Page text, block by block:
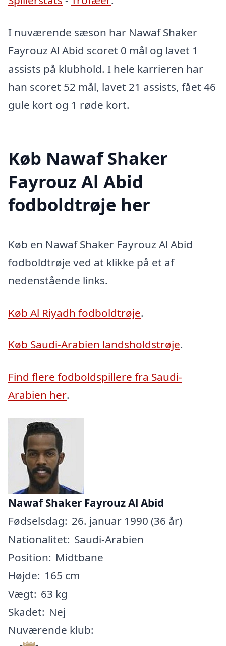
I nuværende sæson har Nawaf Shaker
Fayrouz Al Abid scoret 0 mål og lavet 1
assists på klubhold. I hele karrieren har
han scoret 52 mål, lavet 21 assists, fået 46
gule kort og 1 røde kort.
Køb Nawaf Shaker
Fayrouz Al Abid
fodboldtrøje her
Køb en Nawaf Shaker Fayrouz Al Abid
fodboldtrøje ved at klikke på et af
nedenstående links.
Køb Al Riyadh fodboldtrøje.
Køb Saudi-Arabien landsholdstrøje.
Find flere fodboldspillere fra Saudi-
Arabien her.
Nawaf Shaker Fayrouz Al Abid
Fødselsdag: 26. januar 1990 (36 år)
Nationalitet: Saudi-Arabien
Position: Midtbane
Højde: 165 cm
Vægt: 63 kg
Skadet: Nej
Nuværende klub: